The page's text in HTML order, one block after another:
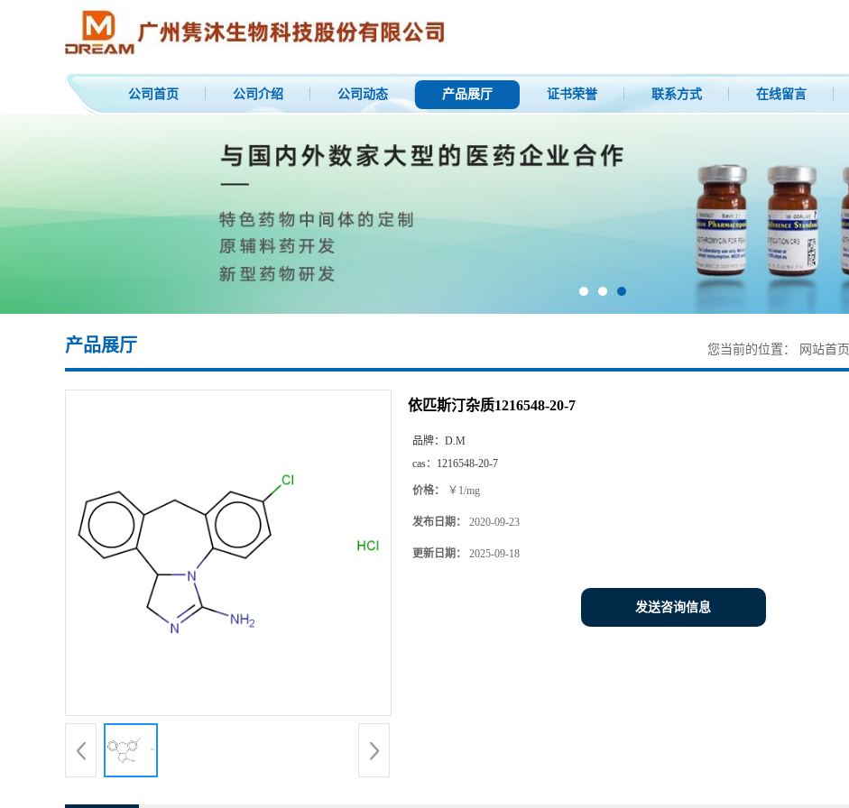
公司首页 公司介绍 公司动态 产品展厅 证书荣誉 联系方式 在线留言
产品展厅 您当前的位置： 网站首页
依匹斯汀杂质1216548-20-7
品牌： D.M
cas： 1216548-20-7
价格： ￥1/mg
发布日期： 2020-09-23
更新日期： 2025-09-18
发送咨询信息